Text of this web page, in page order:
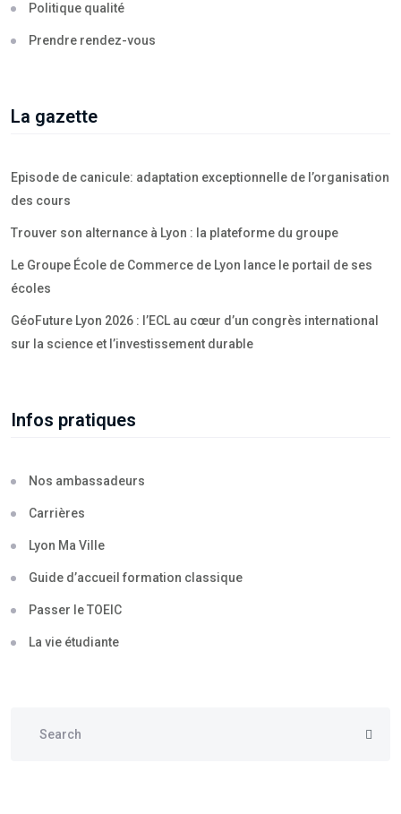
Politique qualité
Prendre rendez-vous
La gazette
Episode de canicule: adaptation exceptionnelle de l’organisation
des cours
Trouver son alternance à Lyon : la plateforme du groupe
Le Groupe École de Commerce de Lyon lance le portail de ses
écoles
GéoFuture Lyon 2026 : l’ECL au cœur d’un congrès international
sur la science et l’investissement durable
Infos pratiques
Nos ambassadeurs
Carrières
Lyon Ma Ville
Guide d’accueil formation classique
Passer le TOEIC
La vie étudiante